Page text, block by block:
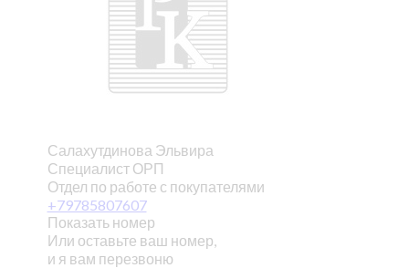
Салахутдинова Эльвира
Специалист ОРП
Отдел по работе с покупателями
+79785807607
Показать номер
Или оставьте ваш номер,
и я вам перезвоню